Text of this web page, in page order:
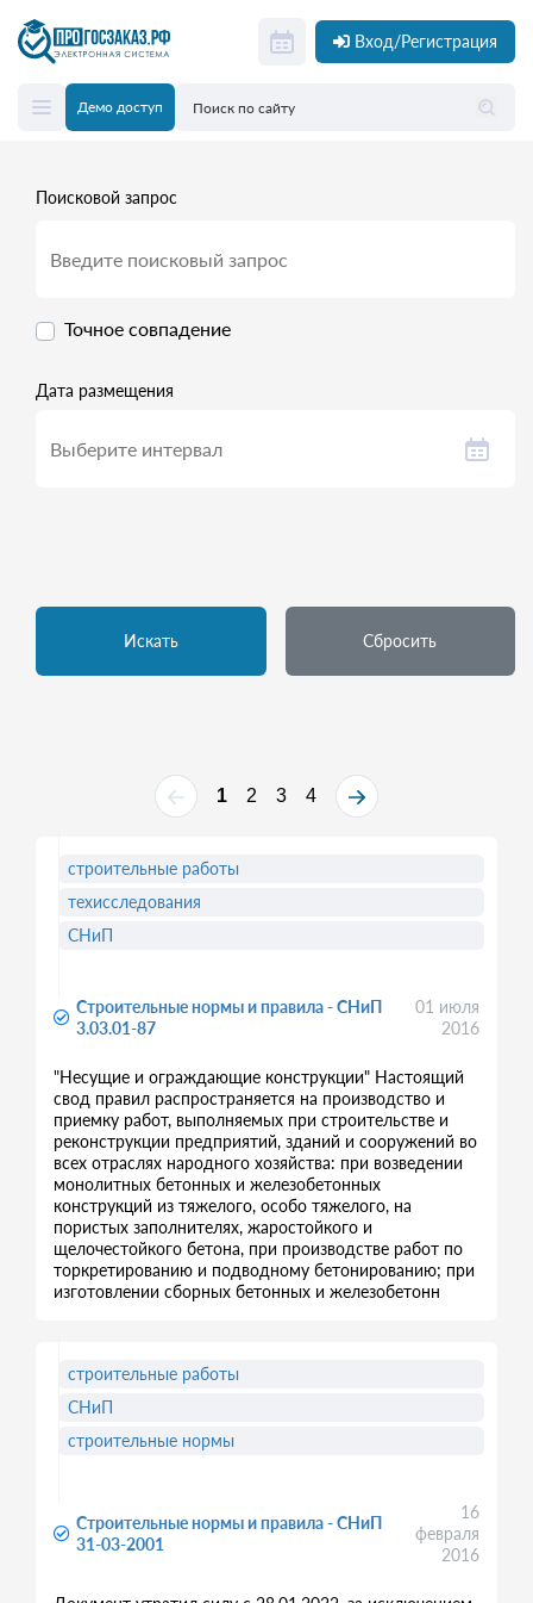
Вход/Регистрация
Демо доступ
Поисковой запрос
Точное совпадение
Дата размещения
Искать Сбросить
1 2 3 4
Строительные нормы и правила - СНиП
3.03.01-87
01 июля
2016
"Несущие и ограждающие конструкции" Настоящий
свод правил распространяется на производство и
приемку работ, выполняемых при строительстве и
реконструкции предприятий, зданий и сооружений во
всех отраслях народного хозяйства: при возведении
монолитных бетонных и железобетонных
конструкций из тяжелого, особо тяжелого, на
пористых заполнителях, жаростойкого и
щелочестойкого бетона, при производстве работ по
торкретированию и подводному бетонированию; при
изготовлении сборных бетонных и железобетонн
строительные работы
техисследования
СНиП
Строительные нормы и правила - СНиП
31-03-2001
16
февраля
2016
строительные работы
СНиП
строительные нормы